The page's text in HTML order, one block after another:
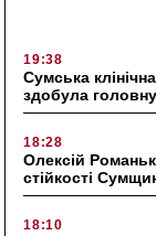
19:38
Сумська
здобула
18:28
Олексій
стійкості
18:10